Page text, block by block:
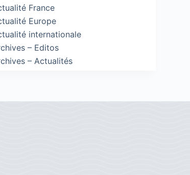
France
Europe
internationale
– Editos
– Actualités